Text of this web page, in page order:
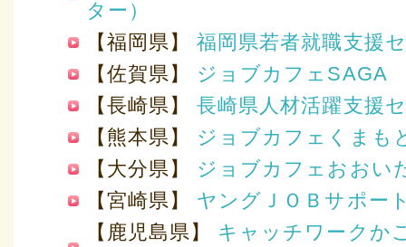
ター）
【福岡県】福岡県若者就職支援
【佐賀県】 ジョブカフェSAGA
【長崎県】長崎県人材活躍支援
【熊本県】 ジョブカフェくまも
【大分県】 ジョブカフェおおい
【宮崎県】 ヤングＪＯＢサポー
【鹿児島県】 キャッチワークか